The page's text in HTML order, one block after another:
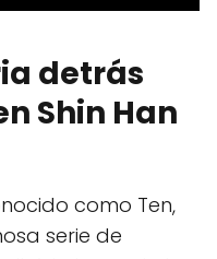
detrás
Shin Han
como Ten,
serie de